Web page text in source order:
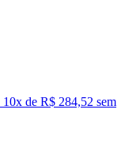
10x de R$ 284,52 sem